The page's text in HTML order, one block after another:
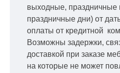
выходные, праздничные
праздничные дни) от
оплаты от кредитной
Возможны задержки,
доставкой при заказе
на которые не может